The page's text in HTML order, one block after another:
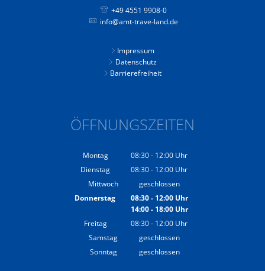
+49 4551 9908-0
info@amt-trave-land.de
Impressum
Datenschutz
Barrierefreiheit
ÖFFNUNGSZEITEN
Montag 08:30- 12:00 Uhr
Von 08:30 bis 12:00 Uhr
Dienstag 08:30- 12:00 Uhr
Von 08:30 bis 12:00 Uhr
Mittwoch
geschlossen
Donnerstag
08:30- 12:00Uhr
Von 08:30 bis 12:00 Uhr
14:00- 18:00Uhr
Von 14:00 bis 18:00 Uhr
Freitag 08:30- 12:00 Uhr
Von 08:30 bis 12:00 Uhr
Samstag
geschlossen
Sonntag
geschlossen